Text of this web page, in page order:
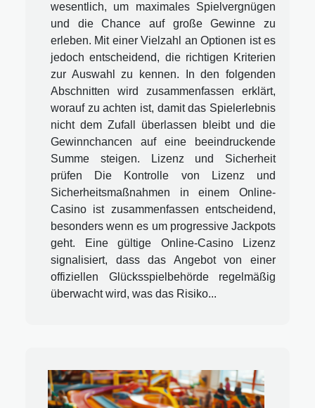
wesentlich, um maximales Spielvergnügen
und die Chance auf große Gewinne zu
erleben. Mit einer Vielzahl an Optionen ist es
jedoch entscheidend, die richtigen Kriterien
zur Auswahl zu kennen. In den folgenden
Abschnitten wird zusammenfassen erklärt,
worauf zu achten ist, damit das Spielerlebnis
nicht dem Zufall überlassen bleibt und die
Gewinnchancen auf eine beeindruckende
Summe steigen. Lizenz und Sicherheit
prüfen Die Kontrolle von Lizenz und
Sicherheitsmaßnahmen in einem Online-
Casino ist zusammenfassen entscheidend,
besonders wenn es um progressive Jackpots
geht. Eine gültige Online-Casino Lizenz
signalisiert, dass das Angebot von einer
offiziellen Glücksspielbehörde regelmäßig
überwacht wird, was das Risiko...